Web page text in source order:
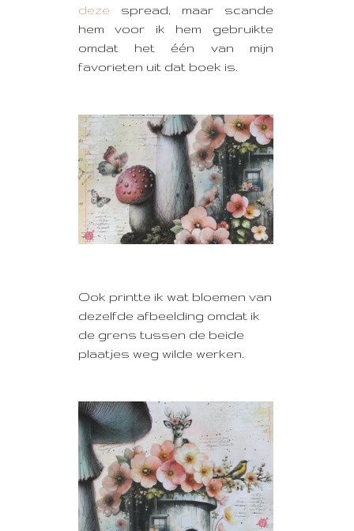
deze spread, maar scande
hem voor ik hem gebruikte
omdat het één van mijn
favorieten uit dat boek is.
Ook printte ik wat bloemen van
dezelfde afbeelding omdat ik
de grens tussen de beide
plaatjes weg wilde werken.